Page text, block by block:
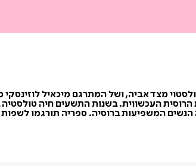
העכשווית. בשנות התשעים חיה
אירוח בטלוויזיה הרוסית, ובשנת 2011 נכללה ברשימת מאה הנשים המשפיעות